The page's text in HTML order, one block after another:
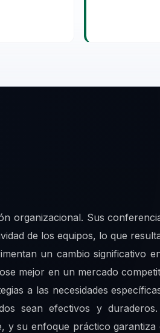
organizacional. Sus
de los equipos, lo que
un cambio significativo
mejor en un mercado
a las necesidades
sean efectivos y
y su enfoque práctico garantiza